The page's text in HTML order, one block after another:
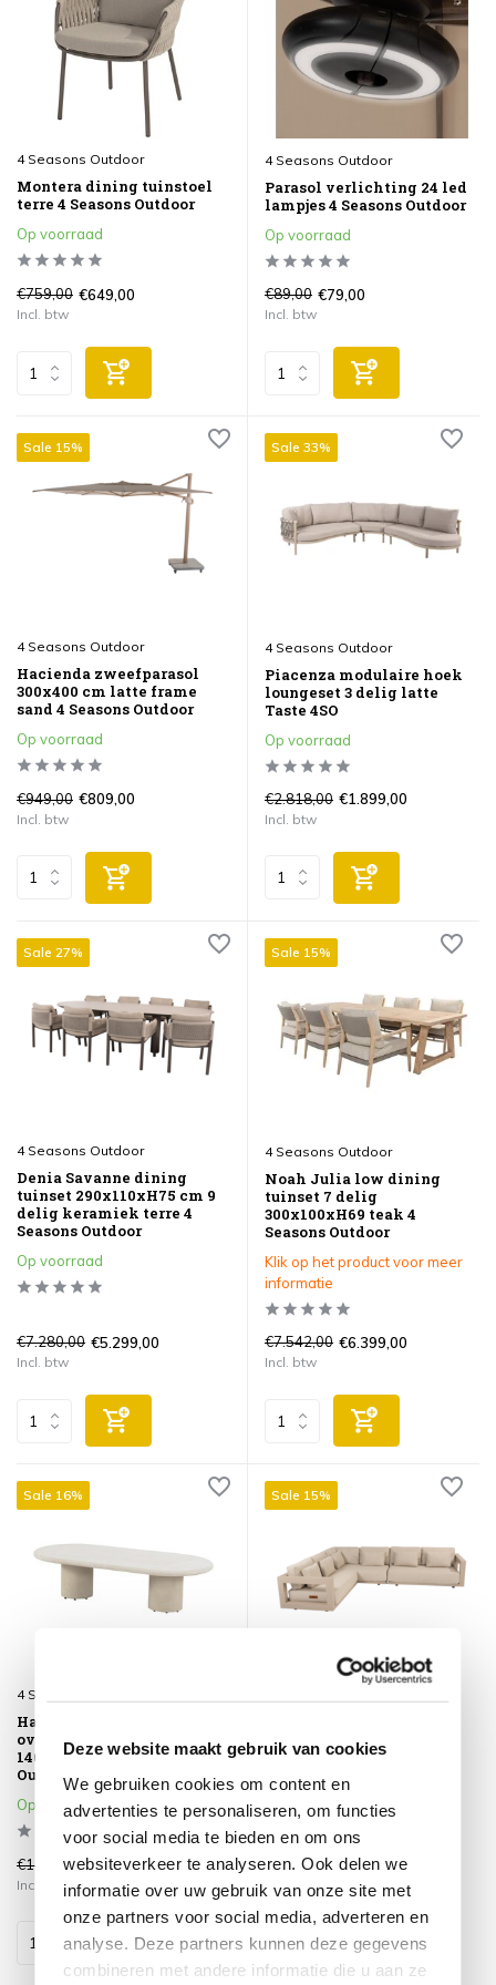
Deze website maakt gebruik van cookies
We gebruiken cookies om content en
advertenties te personaliseren, om functies
voor social media te bieden en om ons
websiteverkeer te analyseren. Ook delen we
informatie over uw gebruik van onze site met
onze partners voor social media, adverteren en
analyse. Deze partners kunnen deze gegevens
combineren met andere informatie die u aan ze
4 Seasons Outdoor
Montera dining tuinstoel
terre 4 Seasons Outdoor
Op voorraad
€759,00 €649,00
Incl. btw
4 Seasons Outdoor
Parasol verlichting 24 led
lampjes 4 Seasons Outdoor
Op voorraad
€89,00 €79,00
Incl. btw
Sale 15%
4 Seasons Outdoor
Hacienda zweefparasol
300x400 cm latte frame
sand 4 Seasons Outdoor
Op voorraad
€949,00 €809,00
Incl. btw
Sale 33%
4 Seasons Outdoor
Piacenza modulaire hoek
loungeset 3 delig latte
Taste 4SO
Op voorraad
€2.818,00 €1.899,00
Incl. btw
Sale 27%
4 Seasons Outdoor
Denia Savanne dining
tuinset 290x110xH75 cm 9
delig keramiek terre 4
Seasons Outdoor
Op voorraad
€7.280,00 €5.299,00
Incl. btw
Sale 15%
4 Seasons Outdoor
Noah Julia low dining
tuinset 7 delig
300x100xH69 teak 4
Seasons Outdoor
Klik op het product voor meer
informatie
€7.542,00 €6.399,00
Incl. btw
Sale 16%
4 Seasons Outdoor
Hampton lounge tuintafel
ovaal mortex beige
140x65xH35 cm 4 Seasons
Outdoor
Op voorraad
€1.178,00 €995,00
Incl. btw
Sale 15%
hoek loungeset links 3
delig latte 4 Seasons
Outdoor
Op voorraad
€6.236,00 €5.299,00
Incl. btw